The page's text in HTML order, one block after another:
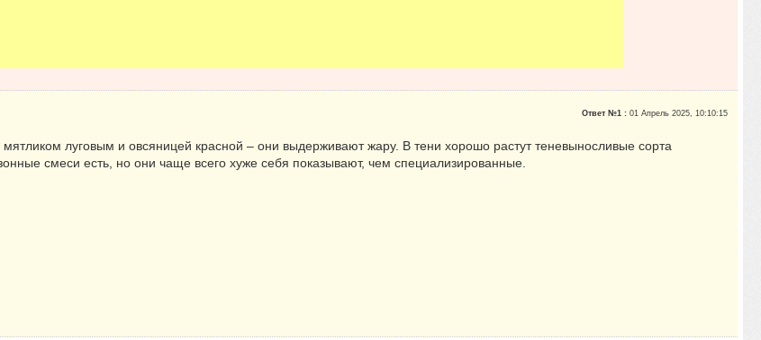
Ответ №1 :01 Апрель 2025, 10:10:15
луговым и овсяницей красной – они выдерживают жару. В тени хорошо растут теневыносливые сорта
смеси есть, но они чаще всего хуже себя показывают, чем специализированные.